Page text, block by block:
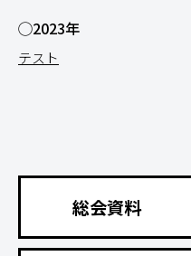
◯2023年
テスト
総会資料